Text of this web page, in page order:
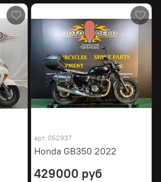
арт. 052937
Honda GB350 2022
429000 руб